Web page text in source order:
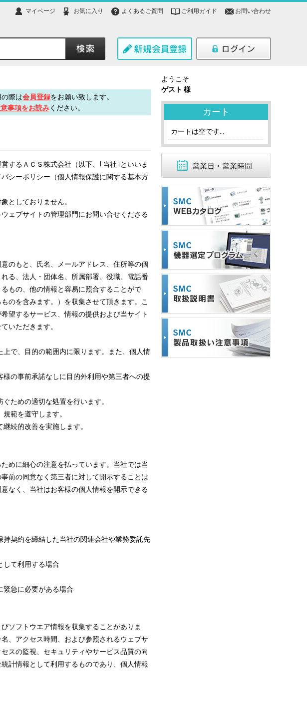
マイページ お気に入り よくあるご質問 ご利用ガイド お問い合わせ
際は会員登録をお願い致します。
事項をお読みください。
するＡＣＳ株式会社（以下、｢当社｣といいま
シーポリシー（個人情報保護に関する基本方
としておりません。
ェブサイトの管理部門にお問い合せくださる
のもと、氏名、メールアドレス、住所等の個
る、法人・団体名、所属部署、役職、電話番
もの、他の情報と容易に照合することがで
のを含みます。）を収集させて頂きます。こ
望するサービス、情報の提供および当サイト
いただきます。
で、目的の範囲内に限ります。また、個人情
の事前承諾なしに目的外利用や第三者への提
ための適切な処置を行います。
範を遵守します。
続的改善を実施します。
めに細心の注意を払っています。当社では当
前の同意なく第三者に対して開示することは
なく、当社はお客様の個人情報を開示できる
契約を締結した当社の関連会社や業務委託先
して利用する場合
緊急に必要がある場合
ソフトウエア情報を収集することがありま
、アクセス時間、および参照されるウェブサ
スの監視、セキュリティやサービス品質の向
計情報として利用するものであり、個人情報
ようこそ
ゲスト 様
カート
カートは空です...